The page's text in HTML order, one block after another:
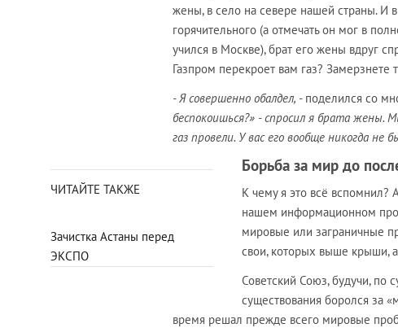
жены, в село на севере нашей страны. И
горячительного (а отмечать он мог в
учился в Москве), брат его жены вдруг
Газпром перекроет вам газ? Замерзнете
- Я совершенно обалдел, - поделился со
беспокоишься?» - спросил я брата жены.
газ провели. У вас его вообще никогда не
ЧИТАЙТЕ ТАКЖЕ
Зачистка Астаны перед
ЭКСПО
Борьба за мир до
К чему я это всё вспомнил?
нашем информационном
мировые или заграничные
свои, которых выше крыши,
Советский Союз, будучи, по
существования боролся за
время решал прежде всего мировые